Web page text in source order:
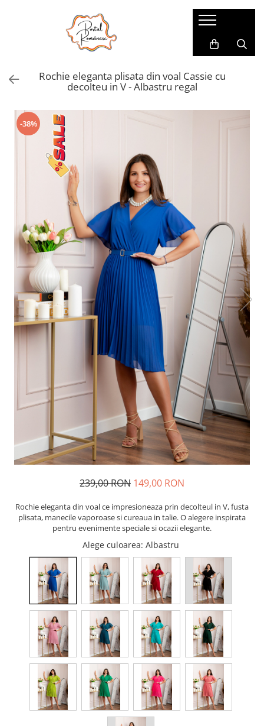
Pijamale Dama Marimi Mari
Pijamale Baieti
Pijamale Fetite
Imbracaminte copii
Imbracaminte Baieti
Rochie eleganta plisata din voal Cassie cu
decolteu in V - Albastru regal
-38%
239,00 RON 149,00 RON
Rochie eleganta din voal ce impresioneaza prin decolteul in V, fusta
plisata, manecile vaporoase si cureaua in talie. O alegere inspirata
pentru evenimente speciale si ocazii elegante.
Alege culoarea: Albastru